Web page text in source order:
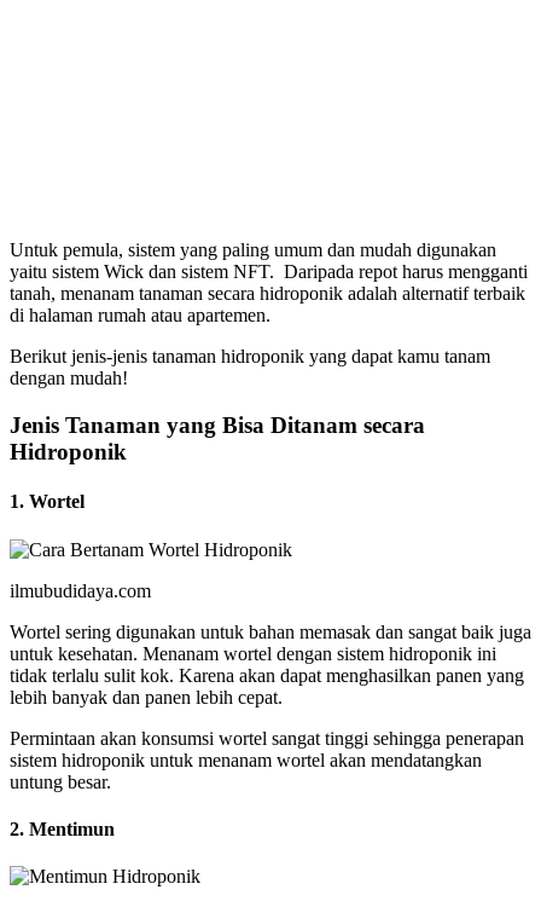
Untuk pemula, sistem yang paling umum dan mudah digunakan
yaitu sistem Wick dan sistem NFT. Daripada repot harus mengganti
tanah, menanam tanaman secara hidroponik adalah alternatif terbaik
di halaman rumah atau apartemen.
Berikut jenis-jenis tanaman hidroponik yang dapat kamu tanam
dengan mudah!
Jenis Tanaman yang Bisa Ditanam secara
Hidroponik
1. Wortel
ilmubudidaya.com
Wortel sering digunakan untuk bahan memasak dan sangat baik juga
untuk kesehatan. Menanam wortel dengan sistem hidroponik ini
tidak terlalu sulit kok. Karena akan dapat menghasilkan panen yang
lebih banyak dan panen lebih cepat.
Permintaan akan konsumsi wortel sangat tinggi sehingga penerapan
sistem hidroponik untuk menanam wortel akan mendatangkan
untung besar.
2. Mentimun